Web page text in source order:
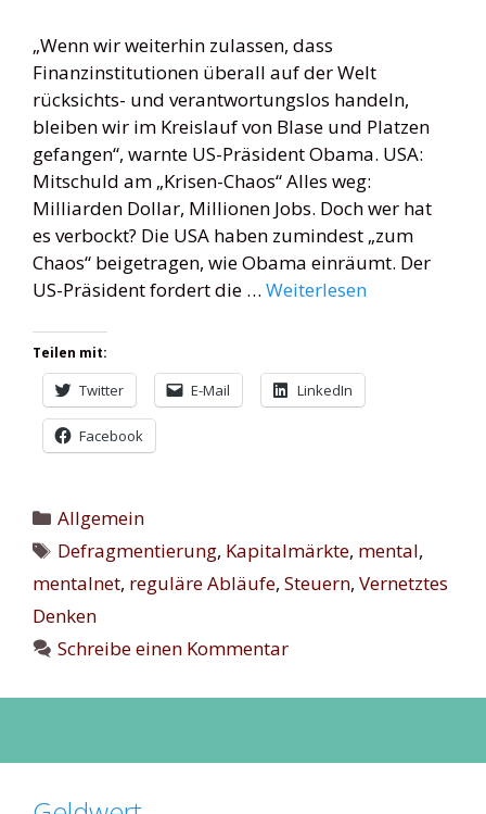
„Wenn wir weiterhin zulassen, dass
Finanzinstitutionen überall auf der Welt
rücksichts- und verantwortungslos handeln,
bleiben wir im Kreislauf von Blase und Platzen
gefangen“, warnte US-Präsident Obama. USA:
Mitschuld am „Krisen-Chaos“ Alles weg:
Milliarden Dollar, Millionen Jobs. Doch wer hat
es verbockt? Die USA haben zumindest „zum
Chaos“ beigetragen, wie Obama einräumt. Der
US-Präsident fordert die … Weiterlesen
Teilen mit:
Twitter E-Mail LinkedIn
Facebook
Kategorien
Allgemein
Schlagwörter
Defragmentierung, Kapitalmärkte, mental,
mentalnet, reguläre Abläufe, Steuern, Vernetztes
Denken
Schreibe einen Kommentar